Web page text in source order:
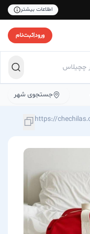
اطلاعات بیشتر
ورود|ثبت‌نام
جستجوی شهر